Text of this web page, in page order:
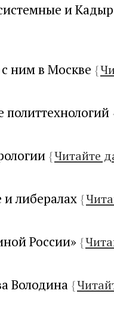
и
ним в Москве {
политтехнологий
{Читайте
и либералах {
России» {
Володина {